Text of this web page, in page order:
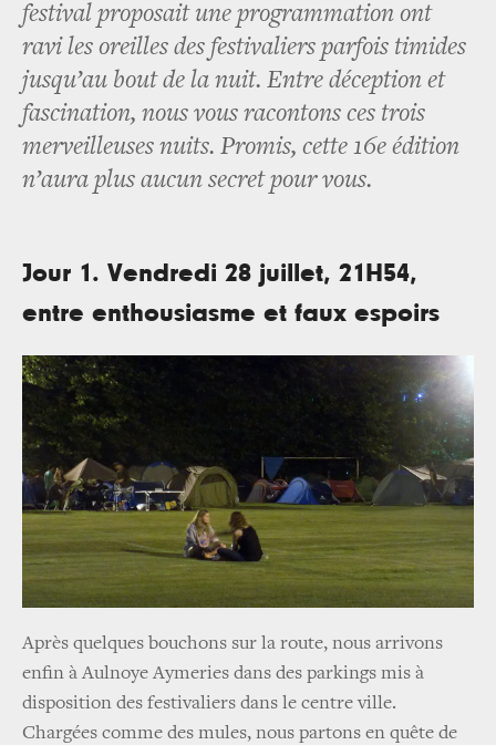
festival proposait une programmation ont
ravi les oreilles des festivaliers parfois timides
jusqu’au bout de la nuit. Entre déception et
fascination, nous vous racontons ces trois
merveilleuses nuits. Promis, cette 16e édition
n’aura plus aucun secret pour vous.
Jour 1. Vendredi 28 juillet, 21H54,
entre enthousiasme et faux espoirs
Après quelques bouchons sur la route, nous arrivons
enfin à Aulnoye Aymeries dans des parkings mis à
disposition des festivaliers dans le centre ville.
Chargées comme des mules, nous partons en quête de